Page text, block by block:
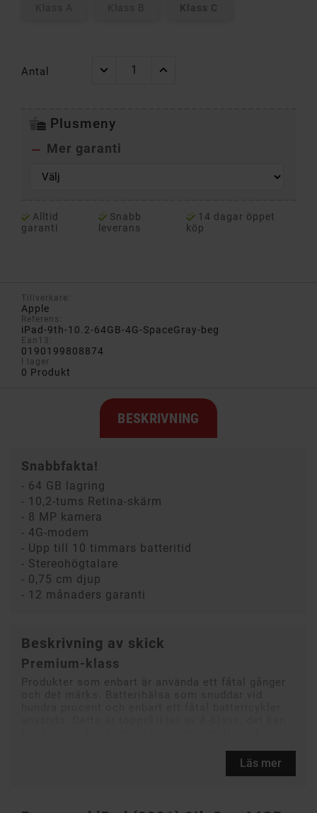
Klass A Klass B Klass C
Antal
Plusmeny
 Mer garanti
Alltid
garanti
Snabb
leverans
14 dagar öppet
köp
Tillverkare:
Apple
Referens:
iPad-9th-10.2-64GB-4G-SpaceGray-beg
Ean13:
0190199808874
I lager
0 Produkt
BESKRIVNING
Snabbfakta!
- 64 GB lagring
- 10,2-tums Retina-skärm
- 8 MP kamera
- 4G-modem
- Upp till 10 timmars batteritid
- Stereohögtalare
- 0,75 cm djup
- 12 månaders garanti
Beskrivning av skick
Premium-klass
Produkter som enbart är använda ett fåtal gånger
Läs mer